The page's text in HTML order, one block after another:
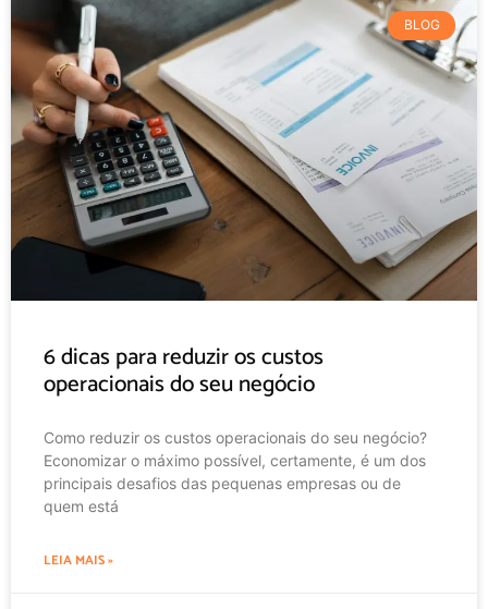
BLOG
6 dicas para reduzir os custos
operacionais do seu negócio
Como reduzir os custos operacionais do seu negócio?
Economizar o máximo possível, certamente, é um dos
principais desafios das pequenas empresas ou de
quem está
LEIA MAIS »